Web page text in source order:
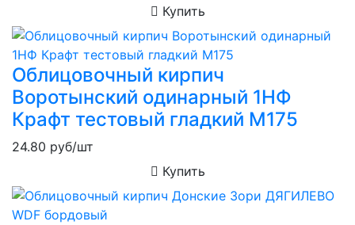
Купить
Облицовочный кирпич
Воротынский одинарный 1НФ
Крафт тестовый гладкий М175
24.80 руб/шт
Купить